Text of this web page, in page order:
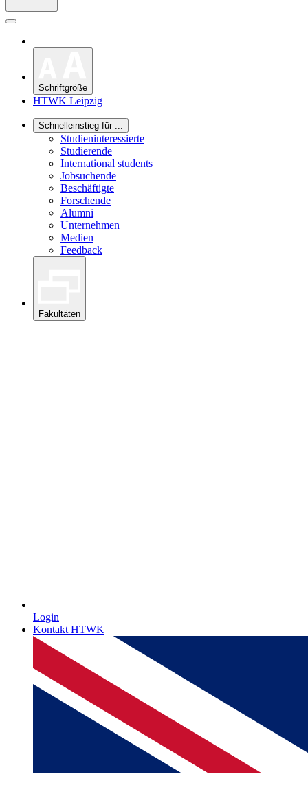
Schriftgröße
HTWK Leipzig
Schnelleinstieg für ...
Studieninteressierte
Studierende
International students
Jobsuchende
Beschäftigte
Forschende
Alumni
Unternehmen
Medien
Feedback
Fakultäten
Login
Kontakt HTWK